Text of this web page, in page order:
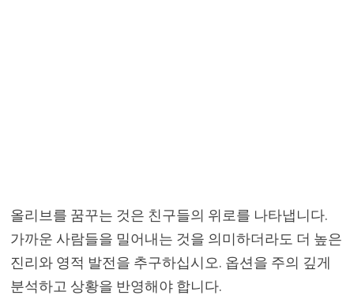
올리브를 꿈꾸는 것은 친구들의 위로를 나타냅니다.
가까운 사람들을 밀어내는 것을 의미하더라도 더 높은
진리와 영적 발전을 추구하십시오. 옵션을 주의 깊게
분석하고 상황을 반영해야 합니다.